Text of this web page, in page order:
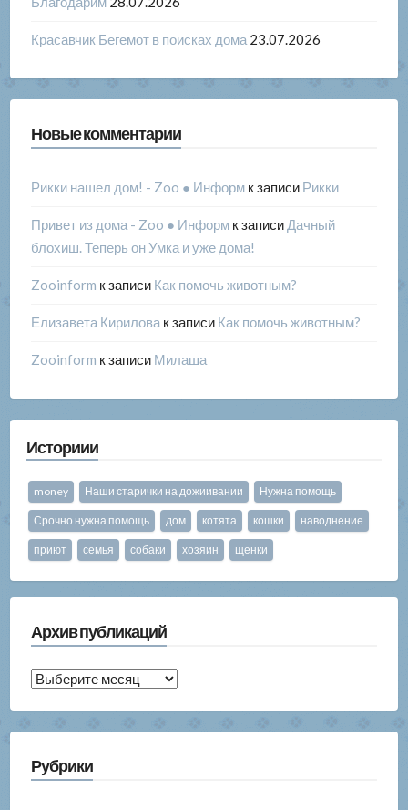
Красавчик Бегемот в поисках дома 23.07.2026
Новые комментарии
Рикки нашел дом! - Zoo ● Информк записи Рикки
Привет из дома - Zoo ● Информк записи Дачный
блохиш. Теперь он Умка и уже дома!
Zooinform к записи Как помочь животным?
Елизавета Кириловак записи Как помочь животным?
Zooinform к записи Милаша
Историии
money Наши старички на дожиивании Нужна помощь
Срочно нужна помощь дом котята кошки наводнение
приют семья собаки хозяин щенки
Архив публикаций
Архив
Рубрики